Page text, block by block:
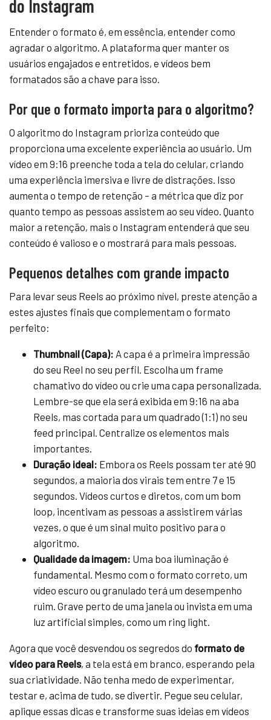
do Instagram
Entender o formato é, em essência, entender como
agradar o algoritmo. A plataforma quer manter os
usuários engajados e entretidos, e vídeos bem
formatados são a chave para isso.
Por que o formato importa para o algoritmo?
O algoritmo do Instagram prioriza conteúdo que
proporciona uma excelente experiência ao usuário. Um
vídeo em 9:16 preenche toda a tela do celular, criando
uma experiência imersiva e livre de distrações. Isso
aumenta o tempo de retenção – a métrica que diz por
quanto tempo as pessoas assistem ao seu vídeo. Quanto
maior a retenção, mais o Instagram entenderá que seu
conteúdo é valioso e o mostrará para mais pessoas.
Pequenos detalhes com grande impacto
Para levar seus Reels ao próximo nível, preste atenção a
estes ajustes finais que complementam o formato
perfeito:
Thumbnail (Capa): A capa é a primeira impressão
do seu Reel no seu perfil. Escolha um frame
chamativo do vídeo ou crie uma capa personalizada.
Lembre-se que ela será exibida em 9:16 na aba
Reels, mas cortada para um quadrado (1:1) no seu
feed principal. Centralize os elementos mais
importantes.
Duração ideal: Embora os Reels possam ter até 90
segundos, a maioria dos virais tem entre 7 e 15
segundos. Vídeos curtos e diretos, com um bom
loop, incentivam as pessoas a assistirem várias
vezes, o que é um sinal muito positivo para o
algoritmo.
Qualidade da imagem: Uma boa iluminação é
fundamental. Mesmo com o formato correto, um
vídeo escuro ou granulado terá um desempenho
ruim. Grave perto de uma janela ou invista em uma
luz artificial simples, como um ring light.
Agora que você desvendou os segredos do formato de
vídeo para Reels, a tela está em branco, esperando pela
sua criatividade. Não tenha medo de experimentar,
testar e, acima de tudo, se divertir. Pegue seu celular,
aplique essas dicas e transforme suas ideias em vídeos